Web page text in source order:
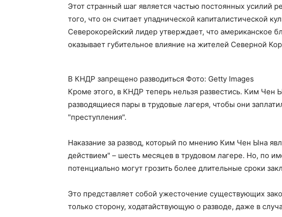
Этот странный шаг является частью постоянных
того, что он считает упаднической капиталистической
Северокорейский лидер утверждает, что американское
оказывает губительное влияние на жителей Северной
В КНДР запрещено разводиться Фото: Getty Images
Кроме этого, в КНДР теперь нельзя развестись. Ким Чен
разводящиеся пары в трудовые лагеря, чтобы они
"преступления".
Наказание за развод, который по мнению Ким Чен Ына
действием" – шесть месяцев в трудовом лагере. Но, по
потенциально могут грозить более длительные сроки
Это представляет собой ужесточение существующих
только сторону, ходатайствующую о разводе, даже в